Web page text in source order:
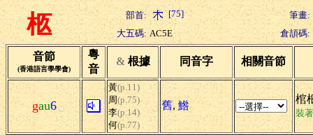
柩 部首: [75]
筆畫:
大五碼: AC5E 倉頡碼:
音節
(香港語言學學會)
粵
音
& 根據 同音字 相關音節
gau6
黃(p.11)
周(p.75)
李(p.14)
何(p.77)
舊, 鯦
棺
裝